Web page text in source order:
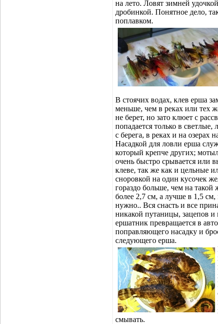
на лето. Ловят зимней
дробинкой. Понятное дело,
поплавком.
В стоячих водах, клев ерша
меньше, чем в реках или тех
не берет, но зато клюет с
попадается только в
с берега, в реках и на озерах
Насадкой для ловли ерша
который крепче других;
очень быстро срывается или
клеве, так же как и цельные
сноровкой на один кусочек
гораздо больше, чем на
более 2,7 см, а лучше в 1,5
нужно.. Вся снасть и все
никакой путаницы, зацепов
ершатник превращается в
поправляющего насадку и
следующего ерша.
смывать.